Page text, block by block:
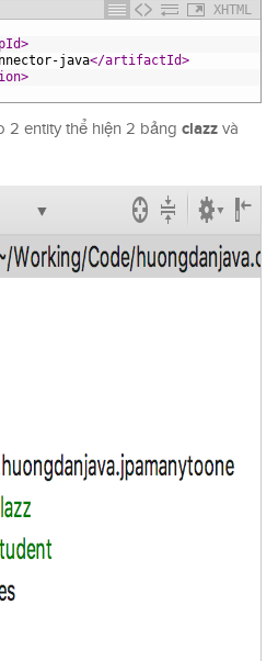
XHTML
java</artifactId>
2 entity thể hiện 2 bảng clazz và